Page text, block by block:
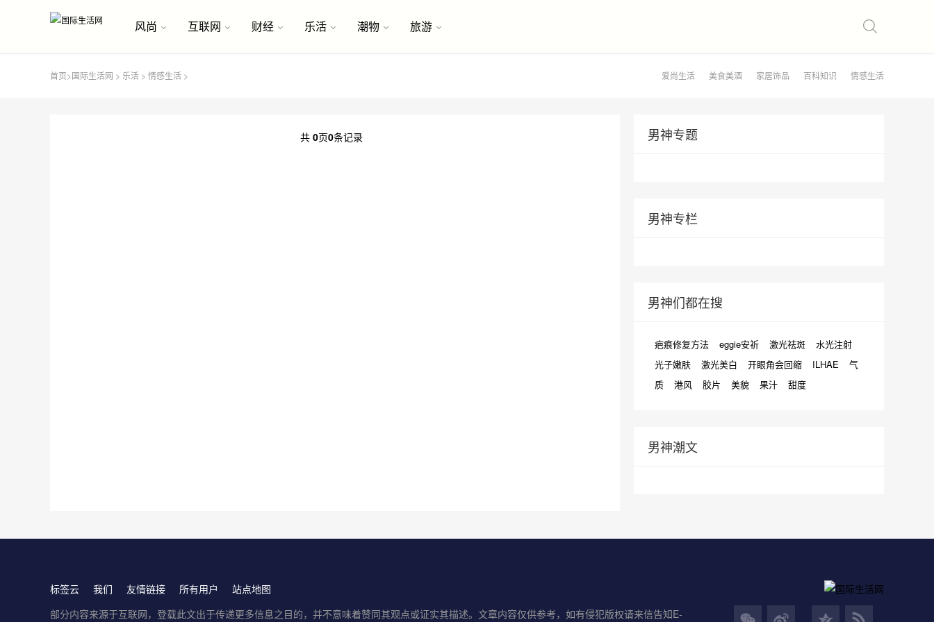
风尚 互联网 财经 乐活 潮物 旅游
首页>国际生活网 > 乐活 > 情感生活 > 爱尚生活 美食美酒 家居饰品 百科知识 情感生活
共 0页0条记录 男神专题
男神专栏
男神们都在搜
疤痕修复方法 eggie安祈 激光祛斑
水光注射
光子嫩肤
激光美白 开眼角会回缩 ILHAE
气
质
港风 胶片 美貌 果汁 甜度
男神潮文
标签云 我们 友情链接 所有用户
站点地图
部分内容来源于互联网，登载此文出于传递更多信息之目的，并不意味着赞同其观点或证实其描述。文章内容仅供参考，如有侵犯版权请来信告知E-